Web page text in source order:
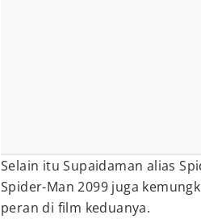
Selain itu Supaidaman alias
Spider-Man 2099 juga
peran di film keduanya.